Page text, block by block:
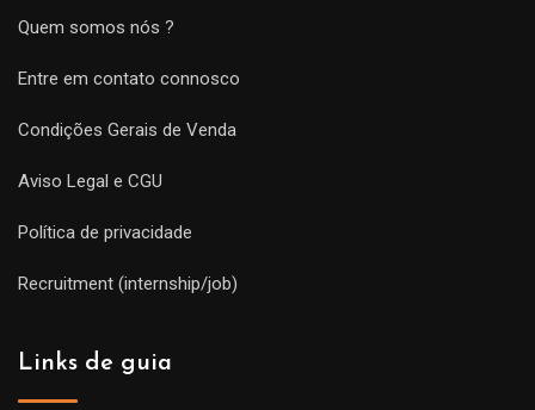
Quem somos nós ?
Entre em contato connosco
Condições Gerais de Venda
Aviso Legal e CGU
Política de privacidade
Recruitment (internship/job)
Links de guia